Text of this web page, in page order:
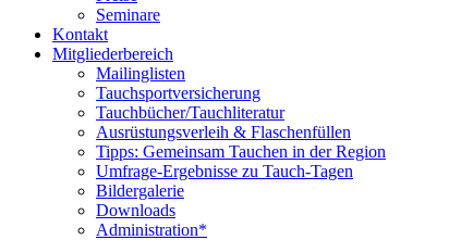
Seminare
Kontakt
Mitgliederbereich
Mailinglisten
Tauchsportversicherung
Tauchbücher/Tauchliteratur
Ausrüstungsverleih & Flaschenfüllen
Tipps: Gemeinsam Tauchen in der Region
Umfrage-Ergebnisse zu Tauch-Tagen
Bildergalerie
Downloads
Administration*